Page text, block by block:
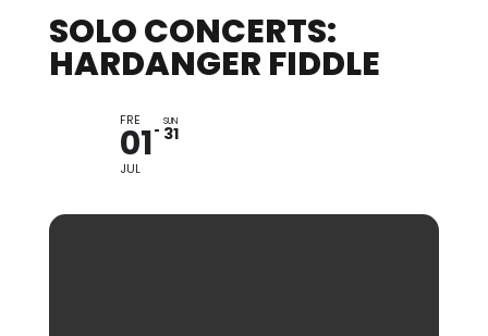
SOLO CONCERTS:
HARDANGER FIDDLE
FRE
01
JUL
SUN
31